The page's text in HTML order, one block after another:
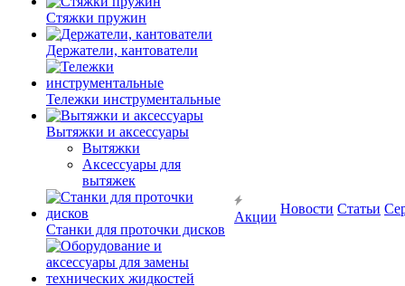
Стяжки пружин
Держатели, кантователи
Тележки инструментальные
Вытяжки и аксессуары
Вытяжки
Аксессуары для
вытяжек
Станки для проточки дисков
Акции
Новости Статьи